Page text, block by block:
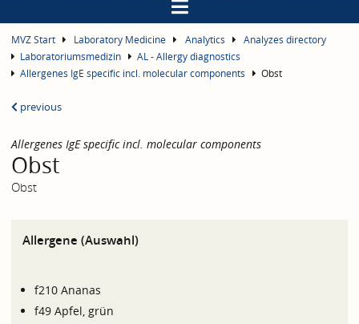
MVZ Start Laboratory Medicine Analytics
Analyzes directory
Laboratoriumsmedizin
AL - Allergy diagnostics
Allergenes IgE specific incl. molecular components
Obst
previous
Allergenes IgE specific incl. molecular components
Obst
Obst
Allergene (Auswahl)
f210 Ananas
f49 Apfel, grün